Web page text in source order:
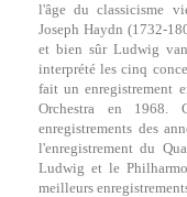
l'âge du classicisme
Joseph Haydn (1732-
et bien sûr Ludwig
interprété les cinq
fait un enregistrement
Orchestra en
enregistrements des
l'enregistrement du
Ludwig et le
meilleurs